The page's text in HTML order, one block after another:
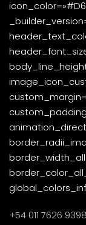
+54 011 7626 9398